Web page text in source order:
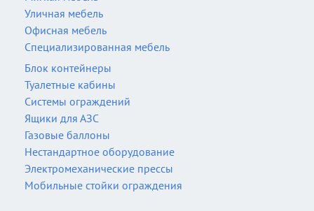
Уличная мебель
Офисная мебель
Специализированная мебель
Блок контейнеры
Туалетные кабины
Системы ограждений
Ящики для АЗС
Газовые баллоны
Нестандартное оборудование
Электромеханические прессы
Мобильные стойки ограждения